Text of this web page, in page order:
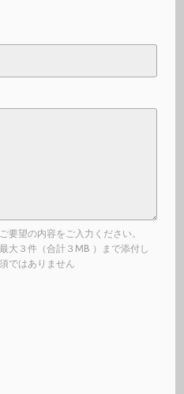
要望の内容をご入力ください。
大３件（合計３MB ）まで添付し
ではありません